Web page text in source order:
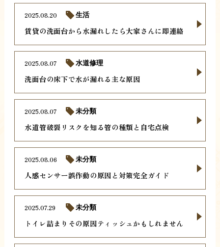
賃貸の洗面台から水漏れしたら大家さんに即連絡
2025.08.20 生活
洗面台の床下で水が漏れる主な原因
2025.08.07 水道修理
水道管破裂リスクを知る管の種類と自宅点検
2025.08.07 未分類
人感センサー誤作動の原因と対策完全ガイド
2025.08.06 未分類
トイレ詰まりその原因ティッシュかもしれません
2025.07.29 未分類